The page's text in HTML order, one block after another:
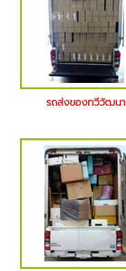
รถส่งของทวีวัฒนา